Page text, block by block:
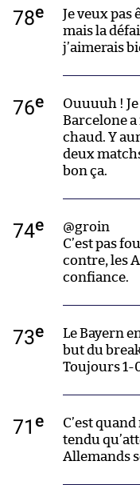
78e
Je veux
mais la
j’aimerais
76e
Ouuuuh !
Barcelone a
chaud. Y
deux
bon ça.
74e
@groin
C’est pas
contre, les
confiance.
73e
Le Bayern
but du
Toujours 1-
71 e
C’est
tendu
Allemands